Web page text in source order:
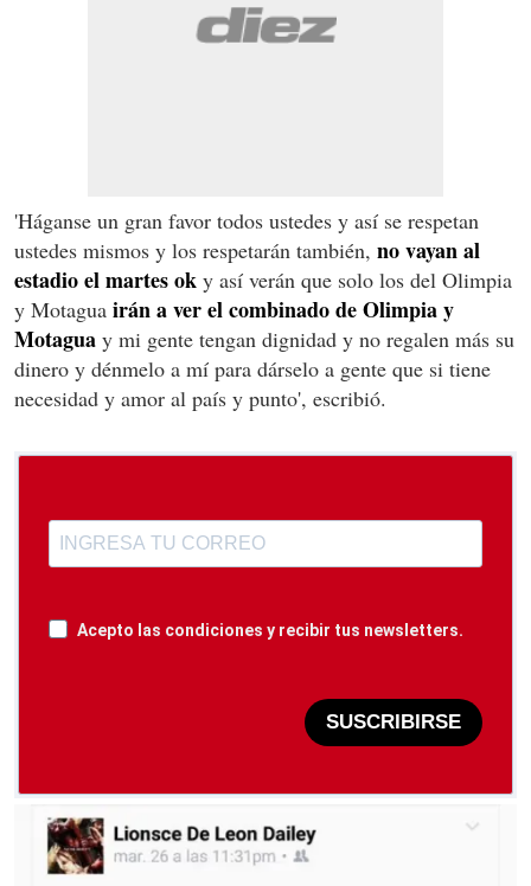
'Háganse un gran favor todos ustedes y así se respetan
ustedes mismos y los respetarán también, no vayan al
estadio el martes ok y así verán que solo los del Olimpia
y Motagua irán a ver el combinado de Olimpia y
Motagua y mi gente tengan dignidad y no regalen más su
dinero y dénmelo a mí para dárselo a gente que si tiene
necesidad y amor al país y punto', escribió.
Acepto las condiciones y recibir tus newsletters.
SUSCRIBIRSE